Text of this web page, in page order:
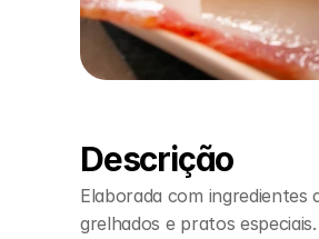
Descrição
Elaborada com ingredientes
grelhados e pratos